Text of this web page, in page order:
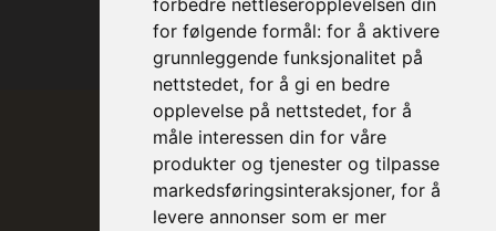
forbedre nettleseropplevelsen din
for følgende formål: for å aktivere
grunnleggende funksjonalitet på
nettstedet, for å gi en bedre
opplevelse på nettstedet, for å
måle interessen din for våre
produkter og tjenester og tilpasse
markedsføringsinteraksjoner, for å
levere annonser som er mer